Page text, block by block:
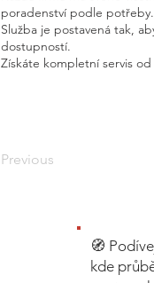
poradenství podle potřeby.
Služba je postavená tak,
dostupností.
Získáte kompletní servis
Previous
🧭
kde